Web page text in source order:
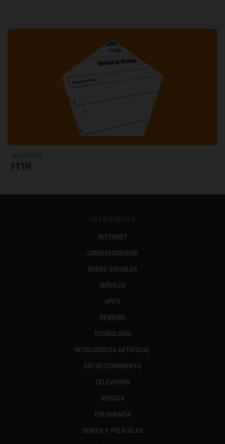
FTTH
CATEGORÍAS
INTERNET
CIBERSEGURIDAD
REDES SOCIALES
MÓVILES
APPS
REVIEWS
TECNOLOGÍA
INTELIGENCIA ARTIFICIAL
ENTRETENIMIENTO
TELEVISIÓN
MÚSICA
FOTOGRAFÍA
SERIES Y PELÍCULAS